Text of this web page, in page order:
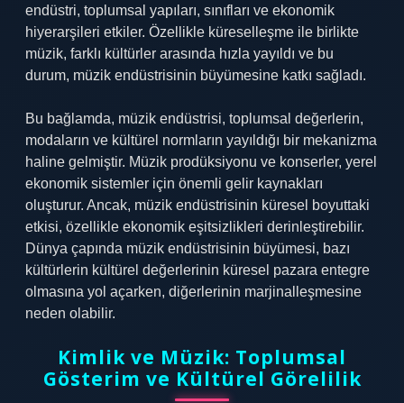
endüstri, toplumsal yapıları, sınıfları ve ekonomik
hiyerarşileri etkiler. Özellikle küreselleşme ile birlikte
müzik, farklı kültürler arasında hızla yayıldı ve bu
durum, müzik endüstrisinin büyümesine katkı sağladı.
Bu bağlamda, müzik endüstrisi, toplumsal değerlerin,
modaların ve kültürel normların yayıldığı bir mekanizma
haline gelmiştir. Müzik prodüksiyonu ve konserler, yerel
ekonomik sistemler için önemli gelir kaynakları
oluşturur. Ancak, müzik endüstrisinin küresel boyuttaki
etkisi, özellikle ekonomik eşitsizlikleri derinleştirebilir.
Dünya çapında müzik endüstrisinin büyümesi, bazı
kültürlerin kültürel değerlerinin küresel pazara entegre
olmasına yol açarken, diğerlerinin marjinalleşmesine
neden olabilir.
Kimlik ve Müzik: Toplumsal
Gösterim ve Kültürel Görelilik